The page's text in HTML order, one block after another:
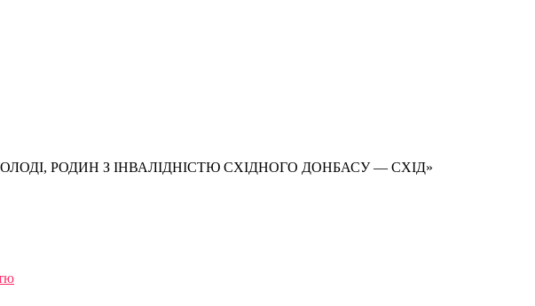
РОДИН З ІНВАЛІДНІСТЮ СХІДНОГО ДОНБАСУ — СХІД»